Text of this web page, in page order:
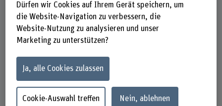
Kontakt
+41 34 426 42 37
Links
Dürfen wir Cookies auf Ihrem Gerät speichern, um
die Website-Navigation zu verbessern, die
Website-Nutzung zu analysieren und unser
Marketing zu unterstützen?
Ja, alle Cookies zulassen
Cookie-Auswahl treffen Nein, ablehnen